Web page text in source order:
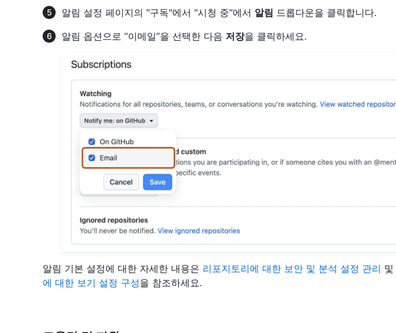
알림 설정 페이지의 "구독"에서 "시청 중"에서 알림 드롭다운을 클릭합니다.
알림 옵션으로 “이메일”을 선택한 다음 저장을 클릭하세요.
알림 기본 설정에 대한 자세한 내용은 리포지토리에 대한 보안 및 분석 설정 관리 및
에 대한 보기 설정 구성을 참조하세요.